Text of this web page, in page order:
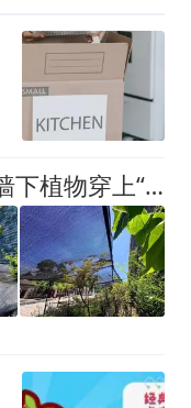
花式防暑，南京老门东城墙下植物穿上“防晒衣”